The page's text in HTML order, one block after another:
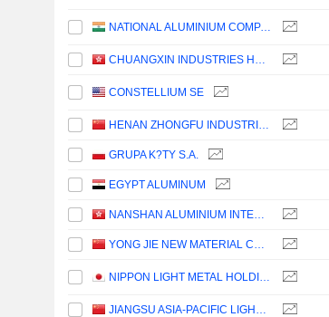
NATIONAL ALUMINIUM COMPANY LIMITED
CHUANGXIN INDUSTRIES HOLDINGS LIMITED
CONSTELLIUM SE
HENAN ZHONGFU INDUSTRIAL CO.,LTD
GRUPA K?TY S.A.
EGYPT ALUMINUM
NANSHAN ALUMINIUM INTERNATIONAL HOLDINGS LIMITED
YONG JIE NEW MATERIAL CO.,LTD.
NIPPON LIGHT METAL HOLDINGS COMPANY, LTD.
JIANGSU ASIA-PACIFIC LIGHT ALLOY TECHNOLOGY CO., LTD.